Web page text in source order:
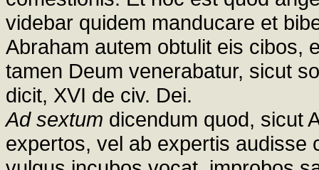
videbar quidem manducare et
Abraham autem obtulit eis cibos,
tamen Deum venerabatur, sicut
dicit, XVI de civ. Dei.
Ad sextum dicendum quod, sicut
expertos, vel ab expertis audisse